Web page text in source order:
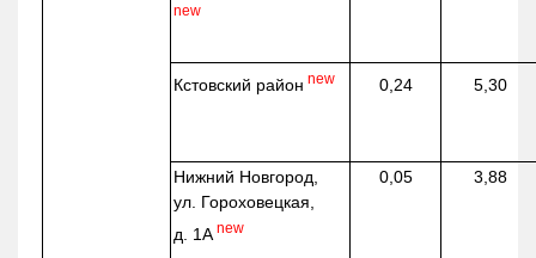
new
Кстовский район new 0,24 5,30
Нижний Новгород,
ул. Гороховецкая,
д. 1А new
0,05 3,88